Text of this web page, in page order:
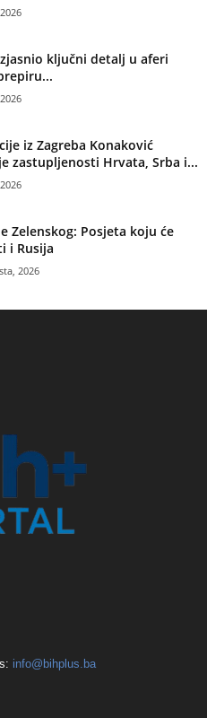
ključni detalj u aferi
iz Zagreba Konaković
zastupljenosti Hrvata, Srba i...
Zelenskog: Posjeta koju će
i Rusija
2026
info@bihplus.ba